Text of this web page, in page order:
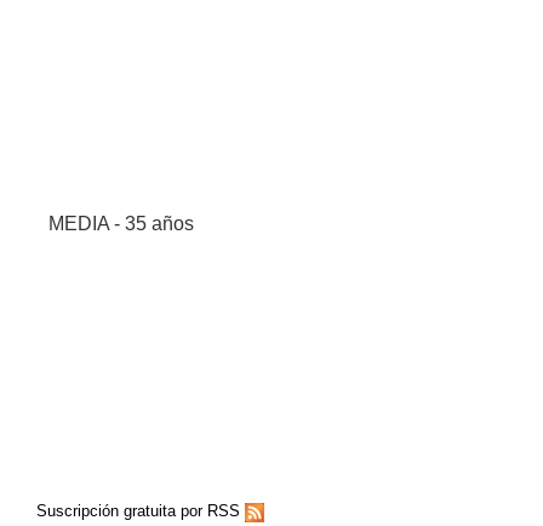
MEDIA - 35 años
Suscripción gratuita por RSS